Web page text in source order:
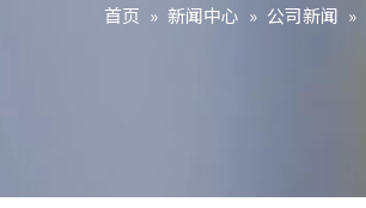
首页 » 新闻中心 » 公司新闻 »